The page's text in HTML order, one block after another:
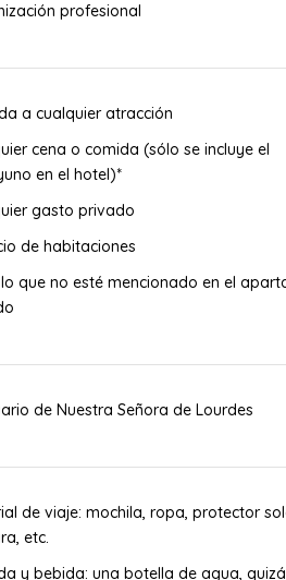
profesional
a cualquier atracción
cena o comida (sólo se incluye el
en el hotel)*
gasto privado
de habitaciones
que no esté mencionado en el
de Nuestra Señora de Lourdes
de viaje: mochila, ropa, protector
etc.
y bebida: una botella de agua,